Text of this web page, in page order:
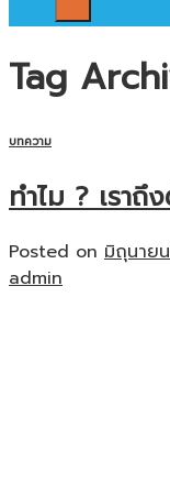
Tag
บทความ
ทำไม ? เรา
Posted on มิถุนาย
admin